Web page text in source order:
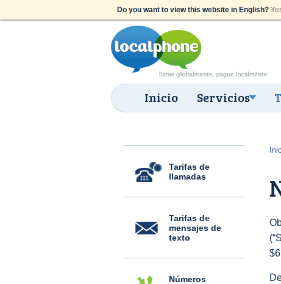
Do you want to view this website in English?
Inicio Servicios
Tarifas de
llamadas
Tarifas de
mensajes de
texto
Números